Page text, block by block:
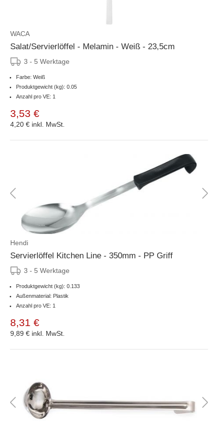
WACA
Salat/Servierlöffel - Melamin - Weiß - 23,5cm
3 - 5 Werktage
Farbe: Weiß
Produktgewicht (kg): 0.05
Anzahl pro VE: 1
3,53 €
4,20 € inkl. MwSt.
Hendi
Servierlöffel Kitchen Line - 350mm - PP Griff
3 - 5 Werktage
Produktgewicht (kg): 0.133
Außenmaterial: Plastik
Anzahl pro VE: 1
8,31 €
9,89 € inkl. MwSt.